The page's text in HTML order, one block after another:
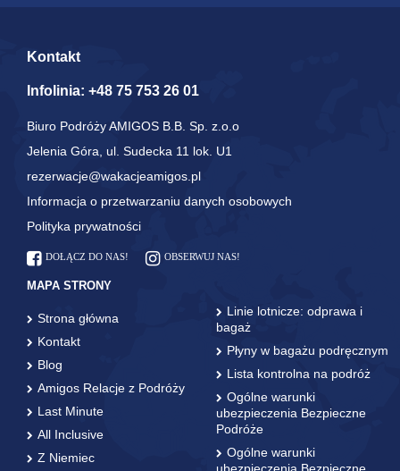
Kontakt
Infolinia: +48 75 753 26 01
Biuro Podróży AMIGOS B.B. Sp. z.o.o
Jelenia Góra, ul. Sudecka 11 lok. U1
rezerwacje@wakacjeamigos.pl
Informacja o przetwarzaniu danych osobowych
Polityka prywatności
DOŁĄCZ DO NAS! OBSERWUJ NAS!
MAPA STRONY
Strona główna
Kontakt
Blog
Amigos Relacje z Podróży
Last Minute
All Inclusive
Z Niemiec
Linie lotnicze: odprawa i
bagaż
Płyny w bagażu podręcznym
Lista kontrolna na podróż
Ogólne warunki
ubezpieczenia Bezpieczne
Podróże
Ogólne warunki